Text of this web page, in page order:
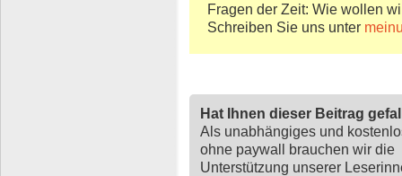
Fragen der Zeit: Wie wollen
Schreiben Sie uns unter
Hat Ihnen dieser Beitrag
Als unabhängiges und
ohne paywall brauchen wir die
Unterstützung unserer